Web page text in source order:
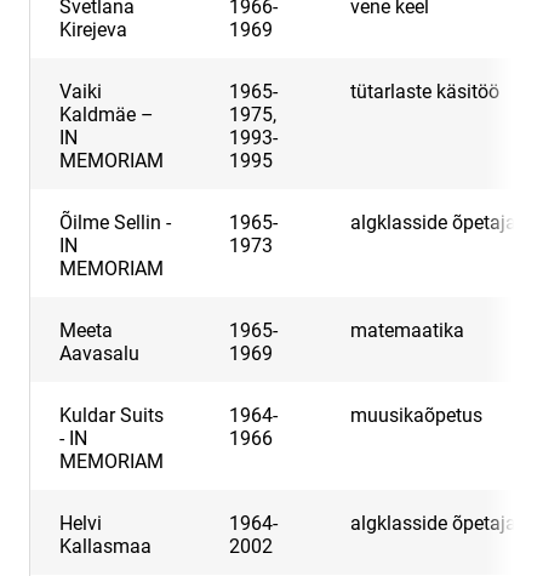
Svetlana
Kirejeva
1966-
1969
vene keel
Vaiki
Kaldmäe –
IN
MEMORIAM
1965-
1975,
1993-
1995
tütarlaste käsitöö
Õilme Sellin -
IN
MEMORIAM
1965-
1973
algklasside õpetaja
Meeta
Aavasalu
1965-
1969
matemaatika
Kuldar Suits
- IN
MEMORIAM
1964-
1966
muusikaõpetus
Helvi
Kallasmaa
1964-
2002
algklasside õpetaja